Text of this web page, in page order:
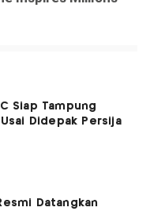
Siap Tampung
Didepak Persija
Datangkan